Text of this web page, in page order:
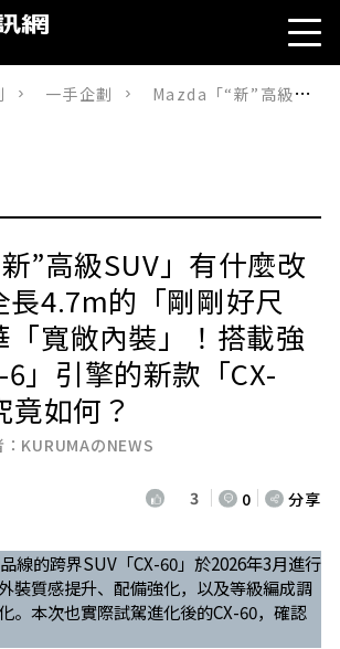
一手企劃 Mazda「“新”高級SUV」有什麼改變？採用全長4.7m的「剛剛好尺寸」＆豪華「寬敞內裝」！搭載強勁「inline-6」引擎的新款「CX-60」實力究竟如何？
”高級SUV」有什麼改
長4.7m的「剛剛好尺
「寬敞內裝」！搭載強
」引擎的新款「CX-
竟如何？
KURUMAのNEWS
3 0 分享
線的跨界SUV「CX-60」於2026年3月進行
裝質感提升、配備強化，以及等級編成調
。本次也實際試駕進化後的CX-60，確認